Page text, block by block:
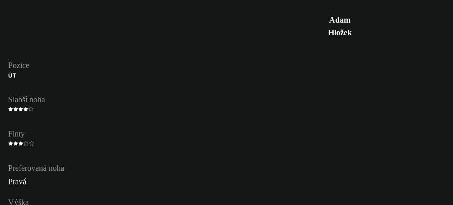
Adam
Hložek
Pozice
ÚT
Slabší noha
Finty
Preferovaná noha
Pravá
Výška